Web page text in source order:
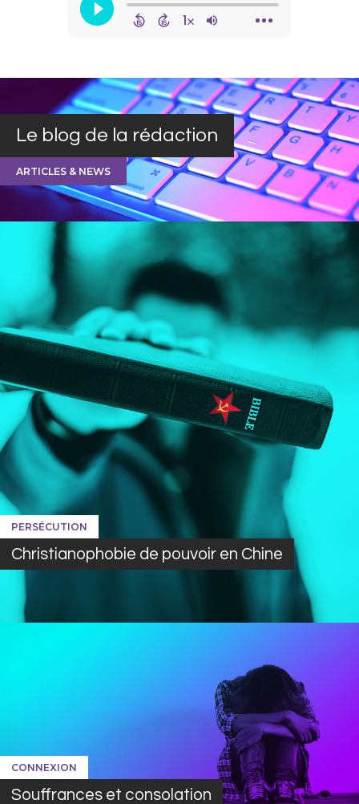
Le blog de la rédaction
ARTICLES & NEWS
PERSÉCUTION
Christianophobie de pouvoir en Chine
CONNEXION
Souffrances et consolation